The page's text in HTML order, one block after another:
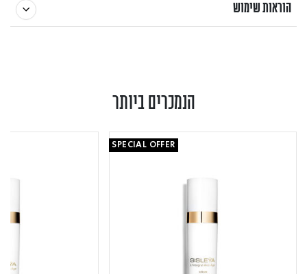
הוראות שימוש
הנמכרים ביותר
SPECIAL OFFER